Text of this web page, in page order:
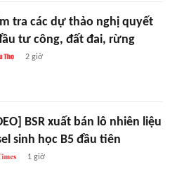
tra các dự thảo nghị quyết
tư công, đất đai, rừng
2 giờ
BSR xuất bán lô nhiên liệu
sinh học B5 đầu tiên
1 giờ